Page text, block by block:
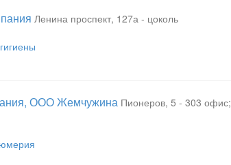
Ленина проспект, 127а - цоколь
ООО Жемчужина Пионеров, 5 - 303